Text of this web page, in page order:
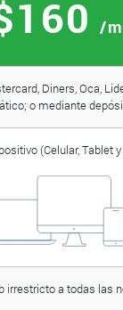
/
Diners, Oca,
o mediante
(Celular, Tablet y
irrestricto a todas las